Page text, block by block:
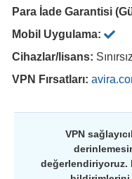
Para İade Garantisi
Mobil Uygulama:
Cihazlar/lisans: Sınırsız
VPN Fırsatları:
VPN
değerlendiriyoruz.